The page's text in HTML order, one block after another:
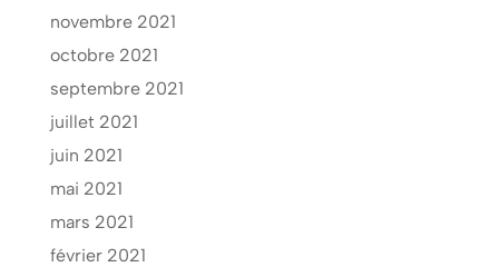
novembre 2021
octobre 2021
septembre 2021
juillet 2021
juin 2021
mai 2021
mars 2021
février 2021